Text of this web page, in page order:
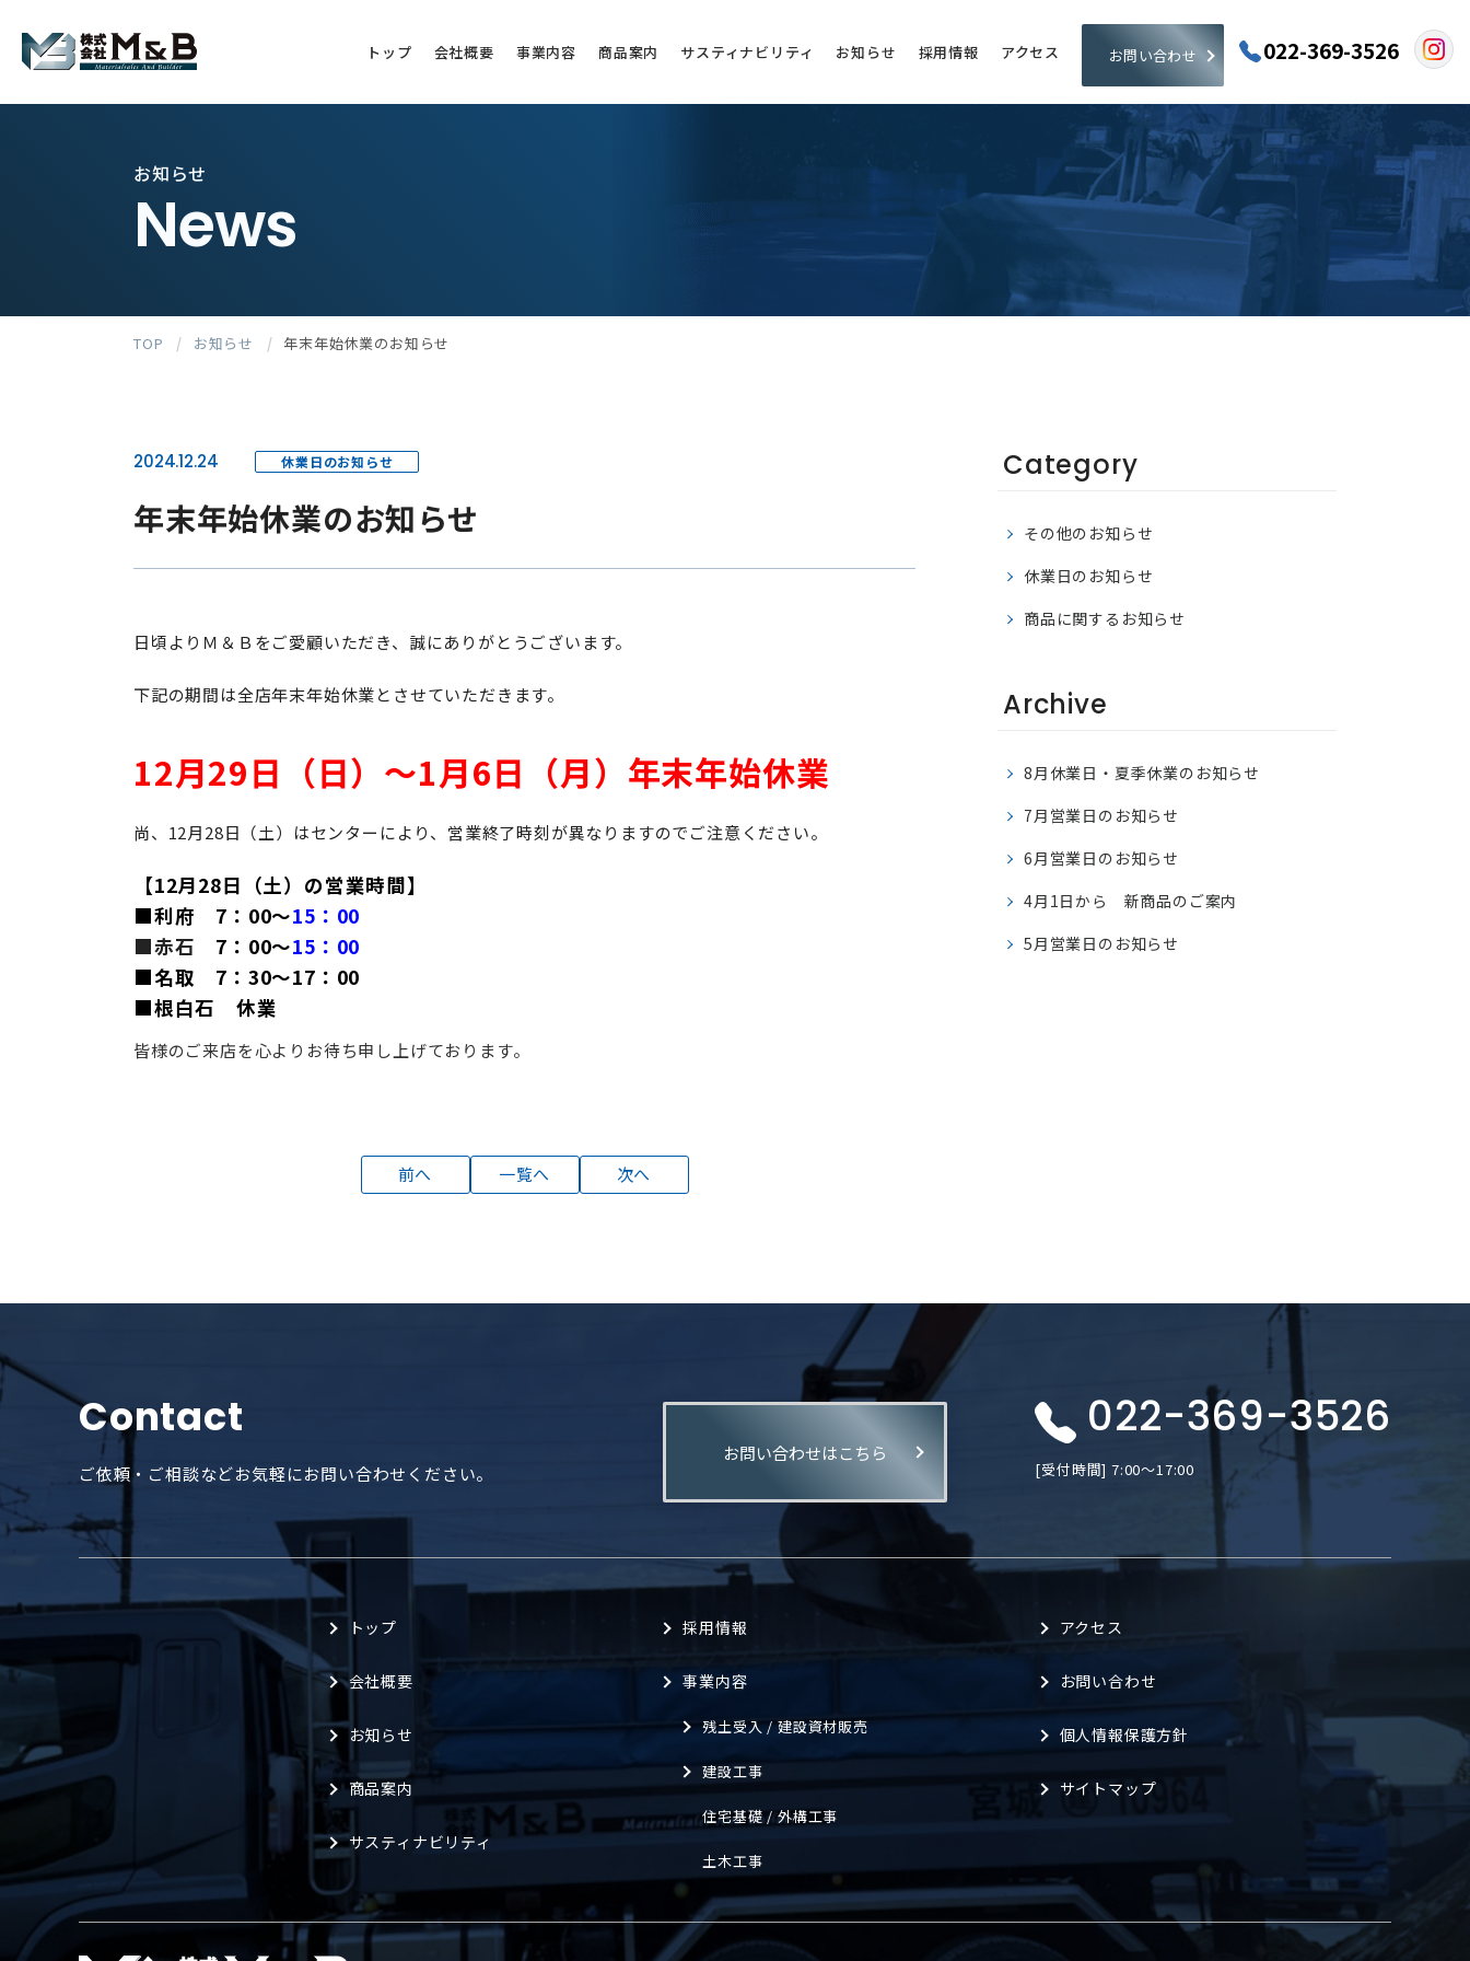
トップ 会社概要 事業内容 商品案内 サスティナビリティ お知らせ 採用情報 アクセス お問い合わせ 022-369-3526
お知らせ
News
TOP / お知らせ / 年末年始休業のお知らせ
2024.12.24 休業日のお知らせ
年末年始休業のお知らせ
日頃よりＭ＆Ｂをご愛顧いただき、誠にありがとうございます。
下記の期間は全店年末年始休業とさせていただきます。
12月29日（日）～1月6日（月）年末年始休業
尚、12月28日（土）はセンターにより、営業終了時刻が異なりますのでご注意ください。
【12月28日（土）の営業時間】
■利府 7：00～15：00
■赤石 7：00～15：00
■名取
7：30～17：00
■根白石 休業
皆様のご来店を心よりお待ち申し上げております。
前へ 一覧へ 次へ
Category
その他のお知らせ
休業日のお知らせ
商品に関するお知らせ
Archive
8月休業日・夏季休業のお知らせ
7月営業日のお知らせ
6月営業日のお知らせ
4月1日から 新商品のご案内
5月営業日のお知らせ
Contact
ご依頼・ご相談などお気軽にお問い合わせください。
お問い合わせはこちら
022-369-3526
[受付時間] 7:00〜17:00
トップ
会社概要
お知らせ
商品案内
サスティナビリティ
採用情報
事業内容
残土受入 / 建設資材販売
建設工事
住宅基礎 / 外構工事
土木工事
アクセス
お問い合わせ
個人情報保護方針
サイトマップ